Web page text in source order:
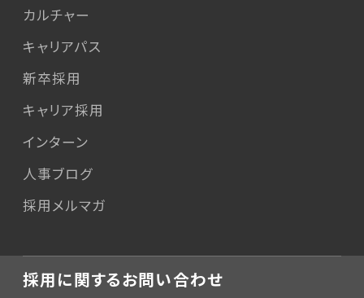
カルチャー
キャリアパス
新卒採用
キャリア採用
インターン
人事ブログ
採用メルマガ
採用に関するお問い合わせ